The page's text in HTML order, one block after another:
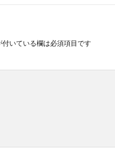
付いている欄は必須項目です